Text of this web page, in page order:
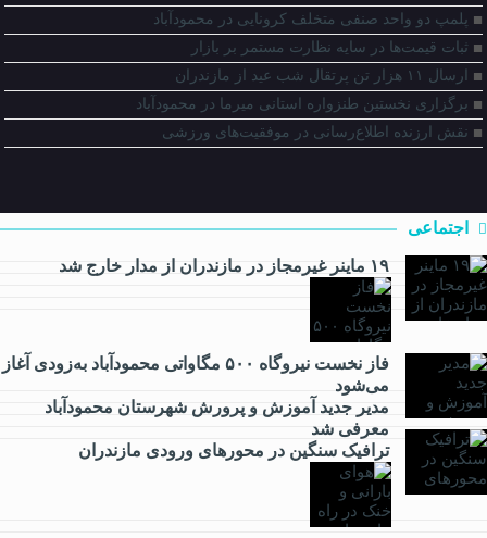
پلمپ دو واحد صنفی متخلف کرونایی در محمودآباد
ثبات قیمت‌ها در سایه نظارت مستمر بر بازار
ارسال ۱۱ هزار تن پرتقال شب عید از مازندران
برگزاری نخستین طنزواره استانی میرما در محمودآباد
نقش ارزنده اطلاع‌رسانی در موفقیت‌های ورزشی
اجتماعی
۱۹ ماینر غیرمجاز در مازندران از مدار خارج شد
فاز نخست نیروگاه ۵۰۰ مگاواتی محمودآباد به‌زودی آغاز
می‌شود
مدیر جدید آموزش و پرورش شهرستان محمودآباد
معرفی شد
ترافیک سنگین در محور‌های ورودی مازندران
اقتصادی
فرهنگی